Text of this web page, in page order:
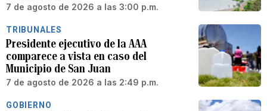
7 de agosto de 2026 a las 3:00 p.m.
TRIBUNALES
Presidente ejecutivo de la AAA
comparece a vista en caso del
Municipio de San Juan
7 de agosto de 2026 a las 2:49 p.m.
GOBIERNO